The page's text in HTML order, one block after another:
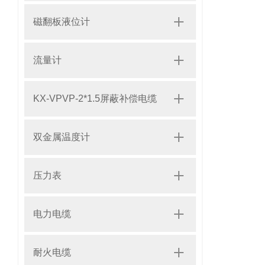
磁翻板液位计
流量计
KX-VPVP-2*1.5屏蔽补偿电缆
双金属温度计
压力表
电力电缆
耐火电缆